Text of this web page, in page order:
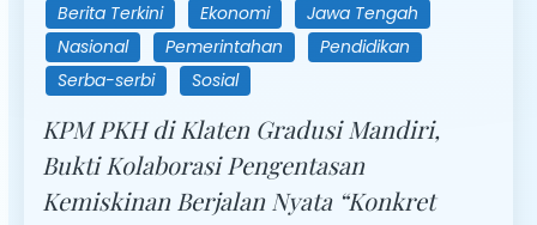
Berita Terkini Ekonomi
Jawa Tengah
Nasional
Pemerintahan
Pendidikan
Serba-serbi
Sosial
KPM PKH di Klaten Gradusi Mandiri,
Bukti Kolaborasi Pengentasan
Kemiskinan Berjalan Nyata “Konkret